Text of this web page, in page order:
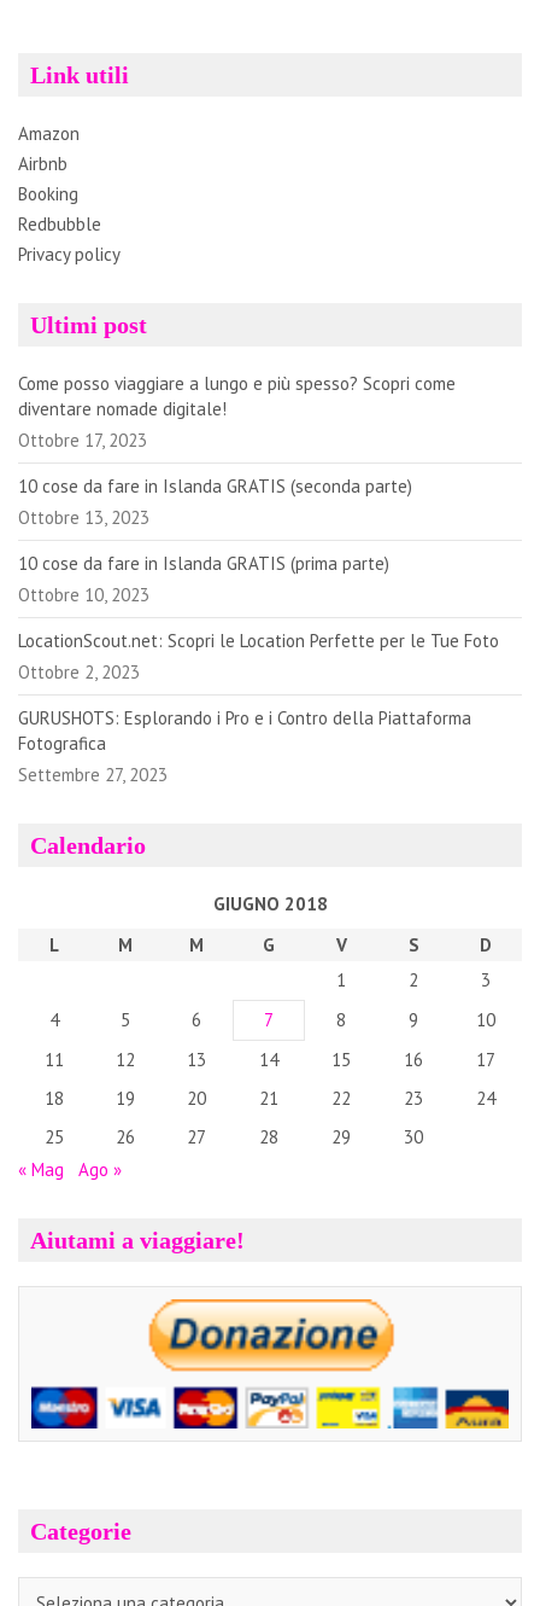
Link utili
Amazon
Airbnb
Booking
Redbubble
Privacy policy
Ultimi post
Come posso viaggiare a lungo e più spesso? Scopri come
diventare nomade digitale!
Ottobre 17, 2023
10 cose da fare in Islanda GRATIS (seconda parte)
Ottobre 13, 2023
10 cose da fare in Islanda GRATIS (prima parte)
Ottobre 10, 2023
LocationScout.net: Scopri le Location Perfette per le Tue Foto
Ottobre 2, 2023
GURUSHOTS: Esplorando i Pro e i Contro della Piattaforma
Fotografica
Settembre 27, 2023
Calendario
GIUGNO 2018
L
M M G V S
D
1
2
3
4
5 6 7 8 9
10
11
12 13 14 15 16
17
18
19 20 21 22 23
24
25
26 27 28 29
30
« Mag
Ago »
Aiutami a viaggiare!
Categorie